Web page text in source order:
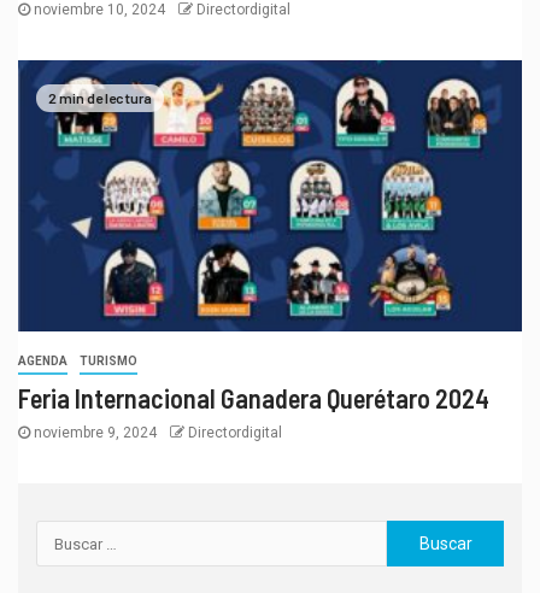
noviembre 10, 2024 Directordigital
2 min de lectura
AGENDA TURISMO
Feria Internacional Ganadera Querétaro 2024
noviembre 9, 2024 Directordigital